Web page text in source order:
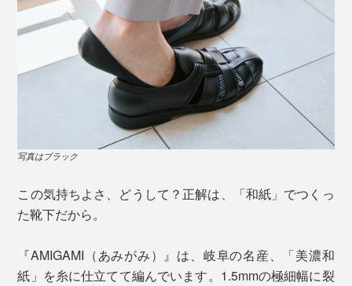
写真はブラック
この気持ちよさ、どうして？正解は、「和紙」でつくっ
た靴下だから。
『AMIGAMI（あみがみ）』は、岐阜の名産、「美濃和
紙」を糸に仕立てて編んでいます。1.5mmの極細幅に裂